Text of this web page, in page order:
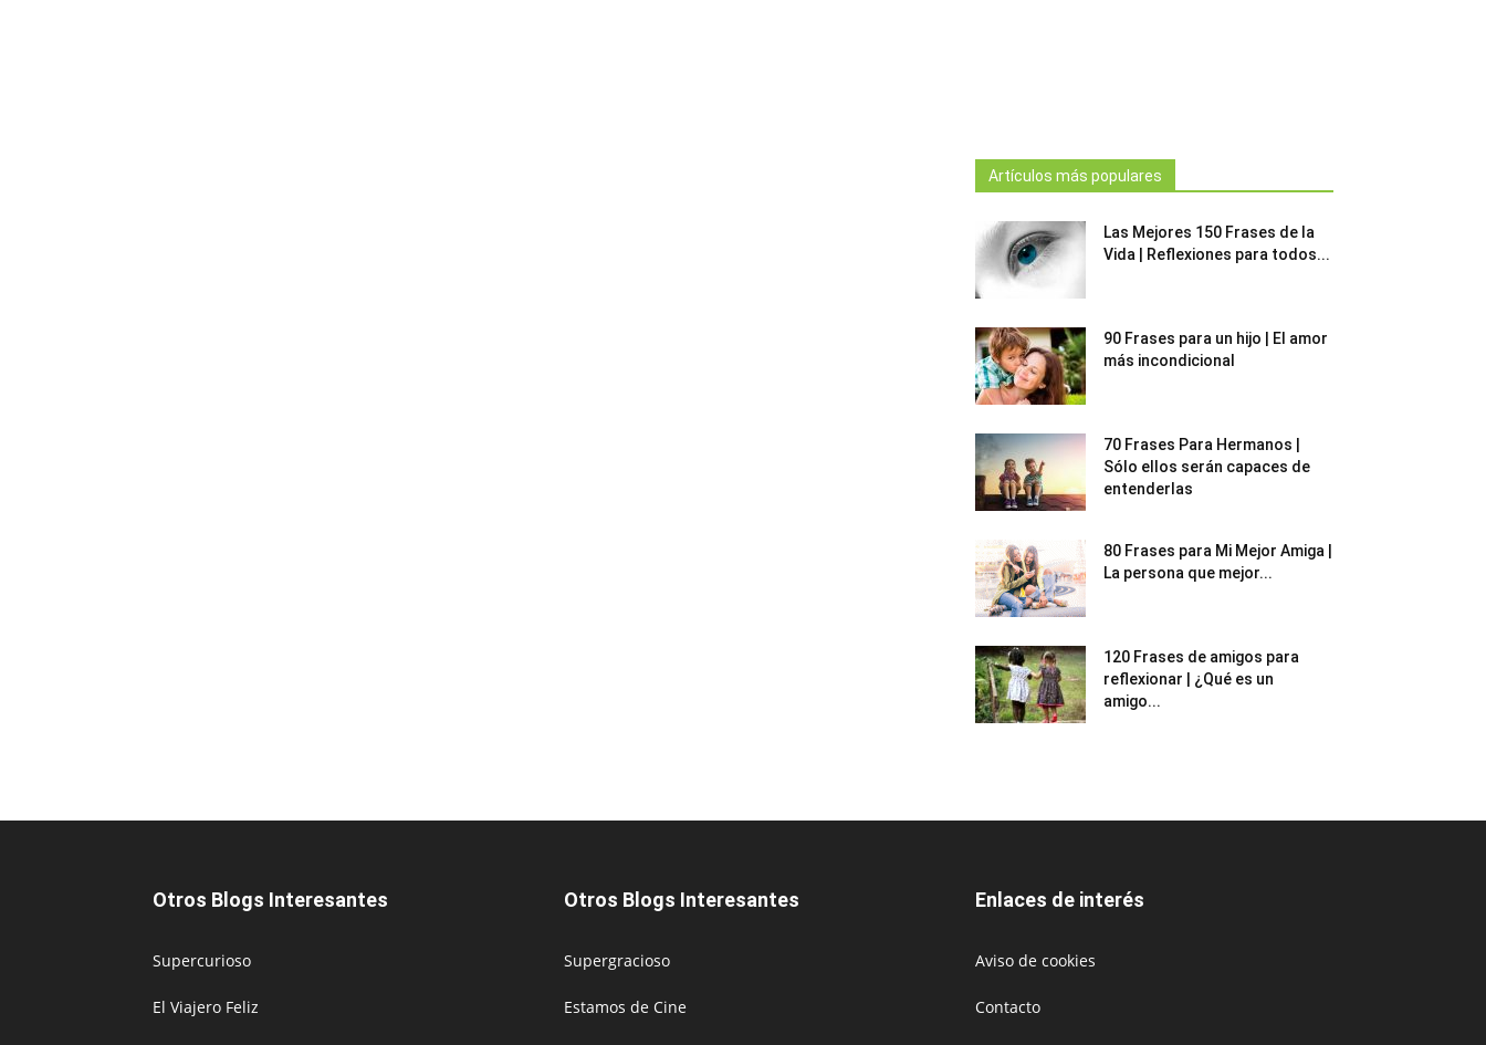
Artículos más populares
Las Mejores 150 Frases de la
Vida | Reflexiones para todos...
90 Frases para un hijo | El amor
más incondicional
70 Frases Para Hermanos |
Sólo ellos serán capaces de
entenderlas
80 Frases para Mi Mejor Amiga |
La persona que mejor...
120 Frases de amigos para
reflexionar | ¿Qué es un
amigo...
Otros Blogs Interesantes
Supercurioso
El Viajero Feliz
Otros Blogs Interesantes
Supergracioso
Estamos de Cine
Enlaces de interés
Aviso de cookies
Contacto